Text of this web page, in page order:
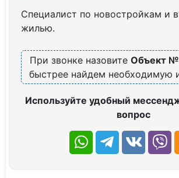
Специалист по новостройкам и
жилью.
При звонке назовите Объект №
быстрее найдем необходимую
Используйте удобный
вопрос